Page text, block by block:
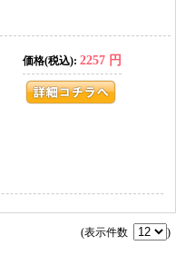
価格(税込): 2257 円
(表示件数 )